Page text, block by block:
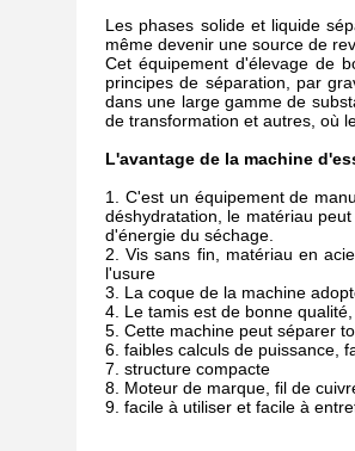
Les phases solide et liquide
même devenir une source de
Cet équipement d'élevage de
principes de séparation, par
dans une large gamme de
de transformation et autres, où
L'avantage de la machine
1
. C'est un équipement de
déshydratation, le matériau
d'énergie du séchage.
2. Vis sans fin, matériau en
l'usure
3. La coque de la machine
4. Le tamis est de bonne
5. Cette machine peut séparer
6. faibles calculs de puissance,
7. structure compacte
8. Moteur de marque, fil de
9. facile à utiliser et facile à